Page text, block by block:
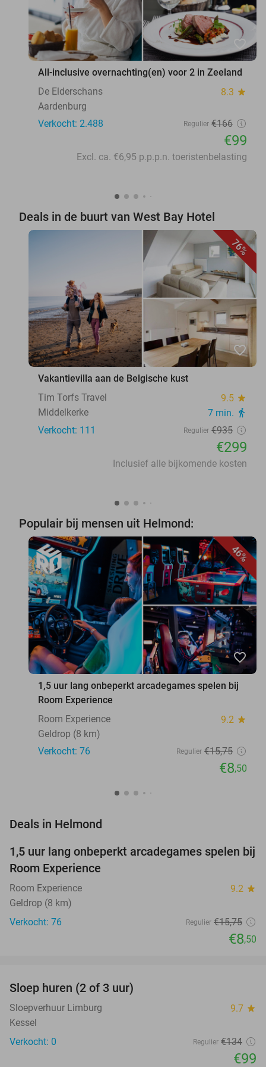
favorite_border
All-inclusive overnachting(en) voor 2 in Zeeland
De Elderschans
8.3 star
Aardenburg
Verkocht: 2.488
Regulier €166
€99
Excl. ca. €6,95 p.p.p.n. toeristenbelasting
Deals in de buurt van West Bay Hotel
76%
favorite_border
Vakantievilla aan de Belgische kust
Tim Torfs Travel
9.5 star
Middelkerke 7 min. directions_walk
Verkocht: 111 Regulier €935
€299
Inclusief alle bijkomende kosten
Populair bij mensen uit Helmond:
46%
favorite_border
1,5 uur lang onbeperkt arcadegames spelen bij
Room Experience
Room Experience
9.2 star
Geldrop (8 km)
Verkocht: 76
Regulier €15,75
€8,50
Deals in Helmond
46%
1,5 uur lang onbeperkt arcadegames spelen bij
Room Experience
Room Experience 9.2 star
Geldrop (8 km)
Verkocht: 76
Regulier €15,75
€8,50
NEW
TODAY
Sloep huren (2 of 3 uur)
Sloepverhuur Limburg 9.7 star
Kessel
Verkocht: 0
Regulier €134
€99